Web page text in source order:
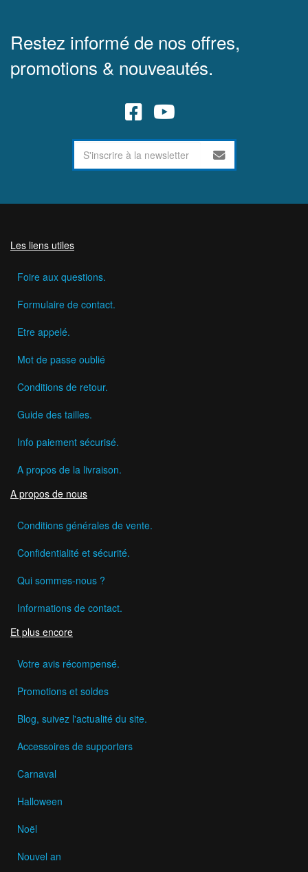
Restez informé de nos offres,
promotions & nouveautés.
Les liens utiles
Foire aux questions.
Formulaire de contact.
Etre appelé.
Mot de passe oublié
Conditions de retour.
Guide des tailles.
Info paiement sécurisé.
A propos de la livraison.
A propos de nous
Conditions générales de vente.
Confidentialité et sécurité.
Qui sommes-nous ?
Informations de contact.
Et plus encore
Votre avis récompensé.
Promotions et soldes
Blog, suivez l'actualité du site.
Accessoires de supporters
Carnaval
Halloween
Noël
Nouvel an